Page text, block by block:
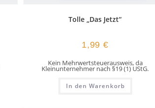
Tolle „Das Jetzt“
1,99€
Kein Mehrwertsteuerausweis, da
Kleinunternehmer nach §19 (1) UStG.
In den Warenkorb